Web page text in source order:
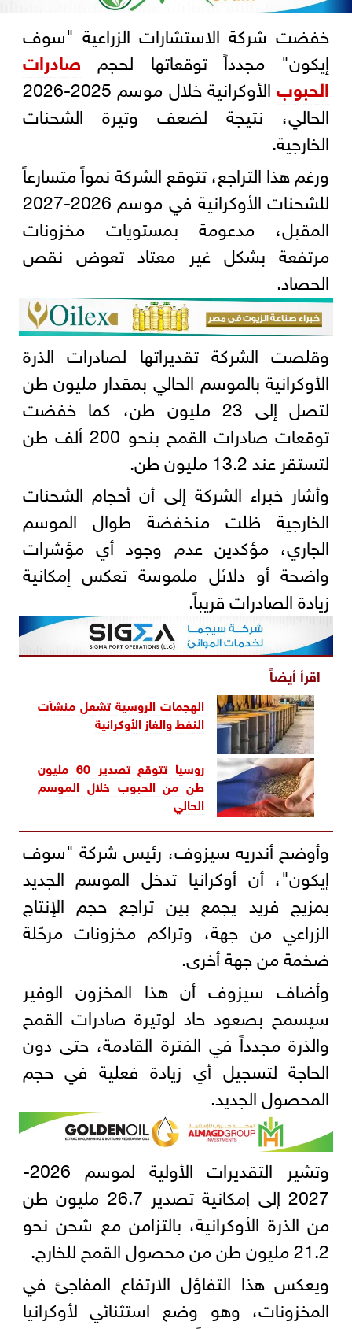
خفضت شركة الاستشارات الزراعية "سوف
إيكون" مجدداً توقعاتها لحجم صادرات
الحبوب
الأوكرانية خلال موسم 2025-2026
الحالي، نتيجة لضعف وتيرة الشحنات
الخارجية.
ورغم هذا التراجع، تتوقع الشركة نمواً متسارعاً
للشحنات الأوكرانية في موسم 2026-2027
المقبل، مدعومة بمستويات مخزونات
مرتفعة بشكل غير معتاد تعوض نقص
الحصاد.
وقلصت الشركة تقديراتها لصادرات الذرة
الأوكرانية بالموسم الحالي بمقدار مليون طن
لتصل إلى 23 مليون طن، كما خفضت
توقعات صادرات القمح بنحو 200 ألف طن
لتستقر عند 13.2 مليون طن.
وأشار خبراء الشركة إلى أن أحجام الشحنات
الخارجية ظلت منخفضة طوال الموسم
الجاري، مؤكدين عدم وجود أي مؤشرات
واضحة أو دلائل ملموسة تعكس إمكانية
زيادة الصادرات قريباً.
اقرأ أيضاً
الهجمات الروسية تشعل منشآت
النفط والغاز الأوكرانية
روسيا تتوقع تصدير 60 مليون
طن من الحبوب خلال الموسم
الحالي
وأوضح أندريه سيزوف، رئيس شركة "سوف
إيكون"، أن أوكرانيا تدخل الموسم الجديد
بمزيج فريد يجمع بين تراجع حجم الإنتاج
الزراعي من جهة، وتراكم مخزونات مرحّلة
ضخمة من جهة أخرى.
وأضاف سيزوف أن هذا المخزون الوفير
سيسمح بصعود حاد لوتيرة صادرات القمح
والذرة مجدداً في الفترة القادمة، حتى دون
الحاجة لتسجيل أي زيادة فعلية في حجم
المحصول الجديد.
وتشير التقديرات الأولية لموسم 2026-
2027 إلى إمكانية تصدير 26.7 مليون طن
من الذرة الأوكرانية، بالتزامن مع شحن نحو
21.2 مليون طن من محصول القمح للخارج.
ويعكس هذا التفاؤل الارتفاع المفاجئ في
المخزونات، وهو وضع استثنائي لأوكرانيا